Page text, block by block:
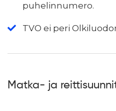
puhelinnumero.
TVO ei peri
Matka- ja